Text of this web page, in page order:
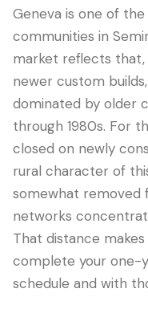
English
407-205-7228
Geneva is one of
communities in
market reflects
newer custom
dominated by older
through 1980s. For
closed on newly
rural character of
somewhat removed
networks
That distance
complete your one-
schedule and with